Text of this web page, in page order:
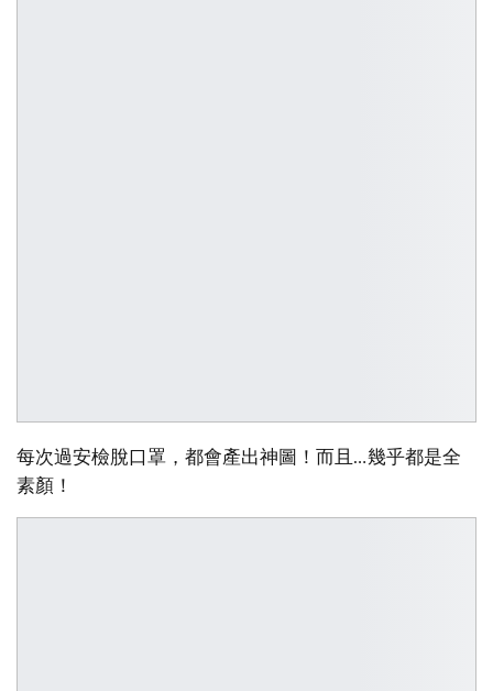
每次過安檢脫口罩，都會產出神圖！而且…幾乎都是全
素顏！